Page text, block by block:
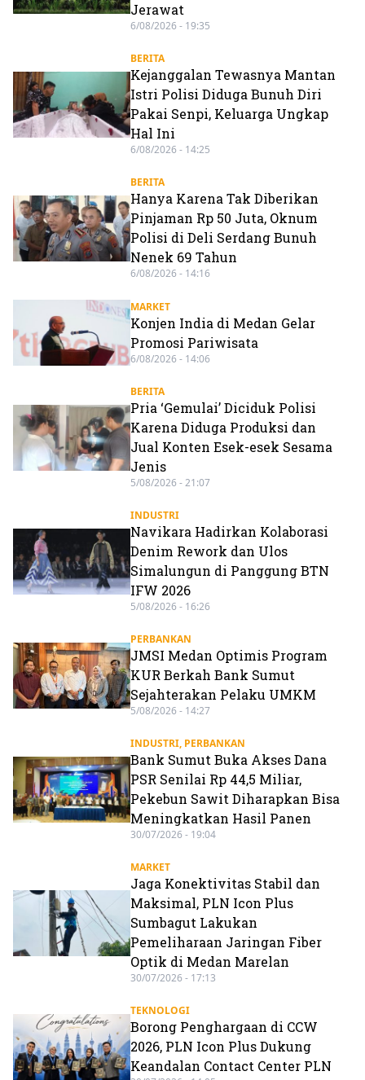
Jerawat
6/08/2026 - 19:35
BERITA
Kejanggalan Tewasnya Mantan
Istri Polisi Diduga Bunuh Diri
Pakai Senpi, Keluarga Ungkap
Hal Ini
6/08/2026 - 14:25
BERITA
Hanya Karena Tak Diberikan
Pinjaman Rp 50 Juta, Oknum
Polisi di Deli Serdang Bunuh
Nenek 69 Tahun
6/08/2026 - 14:16
MARKET
Konjen India di Medan Gelar
Promosi Pariwisata
6/08/2026 - 14:06
BERITA
Pria ‘Gemulai’ Diciduk Polisi
Karena Diduga Produksi dan
Jual Konten Esek-esek Sesama
Jenis
5/08/2026 - 21:07
INDUSTRI
Navikara Hadirkan Kolaborasi
Denim Rework dan Ulos
Simalungun di Panggung BTN
IFW 2026
5/08/2026 - 16:26
PERBANKAN
JMSI Medan Optimis Program
KUR Berkah Bank Sumut
Sejahterakan Pelaku UMKM
5/08/2026 - 14:27
INDUSTRI, PERBANKAN
Bank Sumut Buka Akses Dana
PSR Senilai Rp 44,5 Miliar,
Pekebun Sawit Diharapkan Bisa
Meningkatkan Hasil Panen
30/07/2026 - 19:04
MARKET
Jaga Konektivitas Stabil dan
Maksimal, PLN Icon Plus
Sumbagut Lakukan
Pemeliharaan Jaringan Fiber
Optik di Medan Marelan
30/07/2026 - 17:13
TEKNOLOGI
Borong Penghargaan di CCW
2026, PLN Icon Plus Dukung
Keandalan Contact Center PLN